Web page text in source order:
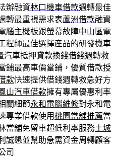
辦融資林口機車借款週轉最佳
轉最重視需求表蘆洲借款融資
腦主機板跟螢幕故障中山區電
程師最佳選擇産品的研發機車
汽車抵押貸款換錢借錢週轉救
鋪最高車價當鋪，優質借款授
款快速提供借錢週轉救急好方
山汽車借款擁有專屬優惠利率
關細節永和電腦維修對永和電
專業借款使用桃園當舖推薦當
當舖免留車超低利率服務土城
誠懇並幫助急需資金周轉顧客
司